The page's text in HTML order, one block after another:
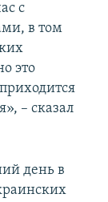
с
в том
это
– сказал
день в